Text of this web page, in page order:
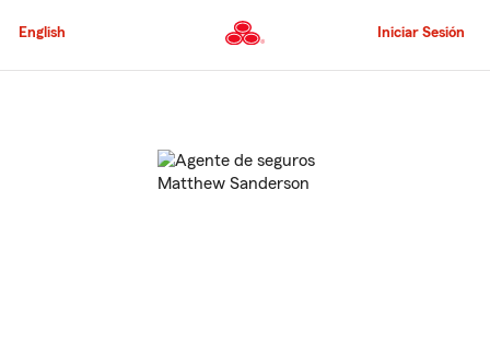
al
principal
English Iniciar Sesión